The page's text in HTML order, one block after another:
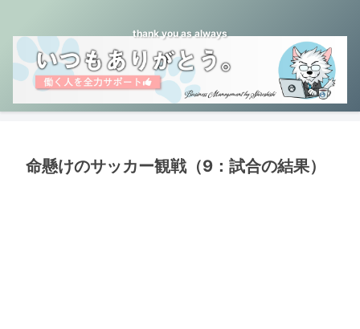
thank you as always
命懸けのサッカー観戦（9：試合の結果）